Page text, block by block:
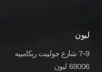
ليون
7-9 شارع جولييت ريكامييه
69006 ليون